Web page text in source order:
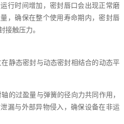
行时间增加，密封唇口会出现正常磨
，确保在整个使用寿命期内，密封唇
接触压力。
静态密封与动态密封相结合的动态平
的过盈量与弹簧的径向力共同作用，
漏与外部异物侵入，确保设备在非运